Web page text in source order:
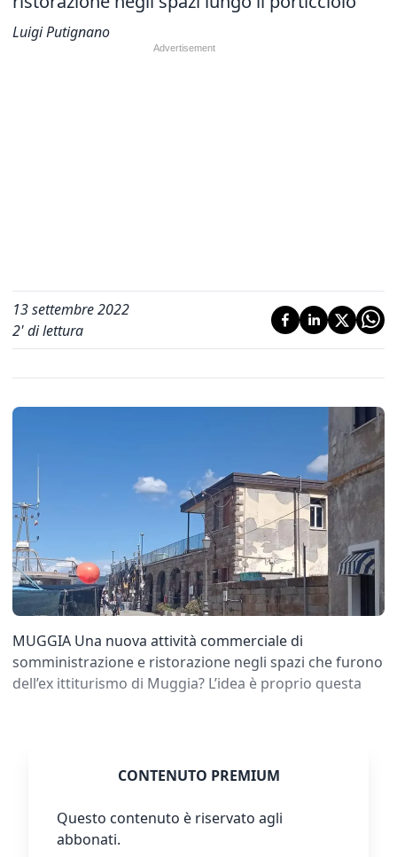
Luigi Putignano
13 settembre 2022
2' di lettura
MUGGIA Una nuova attività commerciale di
somministrazione e ristorazione negli spazi che furono
dell’ex ittiturismo di Muggia? L’idea è proprio questa
CONTENUTO PREMIUM
Questo contenuto è riservato agli
abbonati.